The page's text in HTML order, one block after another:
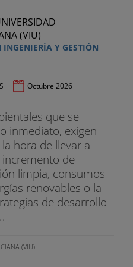
Y GESTIÓN
Octubre 2026
que se
inmediato, exigen
hora de llevar a
de
limpia, consumos
renovables o la
de desarrollo
(VIU)